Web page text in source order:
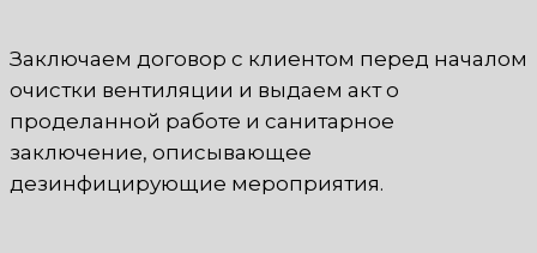
Заключаем договор с клиентом перед началом
очистки вентиляции и выдаем акт о
проделанной работе и санитарное
заключение, описывающее
дезинфицирующие мероприятия.